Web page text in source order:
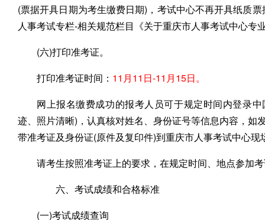
(票据开具日期为考生缴费日期)，考试中心不再开具纸质
人事考试专栏-相关规范栏目《关于重庆市人事考试中心
(六)打印准考证。
打印准考证时间： 11月11日-11月15日。
网上报名缴费成功的报考人员可于规定时间内登录
迹、照片清晰)，认真核对姓名、身份证号等信息内容，
带准考证及身份证(原件及复印件)到重庆市人事考试中心现
请考生按照准考证上的要求，在规定时间、地点参加
六、考试成绩和合格标准
(一)考试成绩查询